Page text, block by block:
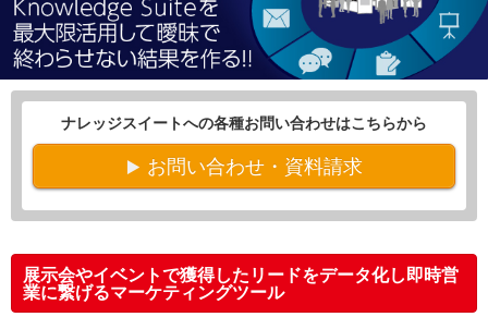
展示会/イベントへの出展効果を最大化させるマーケティングソリュー
果をつくる!!ナレッジスイートへの各種お問い合わせはこちらから
お問い合わせ・資料請求
展示会やイベントで獲得したリードをデータ化し即時営
業に繋げるマーケティングツール